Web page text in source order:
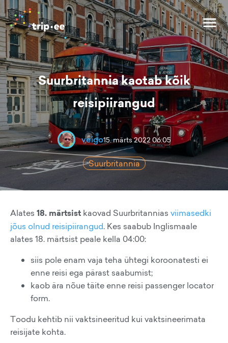
Suurbritannia kaotab kõik
reisipiirangud
veigo15. märts 2022 06:05
Suurbritannia
Alates 18. märtsist kaovad Suurbritannias viimasedki
jõus olnud reisipiirangud. Kes saabub Inglismaale
alates 18. märtsist peale kella 04:00:
siis pole enam vaja teha ühtegi koroonatesti ei
enne reisi ega pärast saabumist;
kaob ära nõue täite enne reisi passenger locator
form.
Toodu kehtib nii vaktsineeritud kui vaktsineerimata
reisijate kohta.